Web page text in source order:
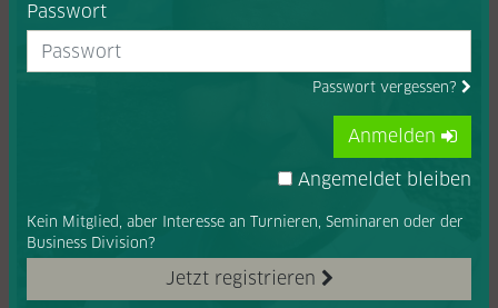
Passwort
Passwort vergessen?
Jetzt registrieren
Kein Mitglied, aber Interesse an Turnieren, Seminaren oder der
Business Division?
Anmelden
Angemeldet bleiben